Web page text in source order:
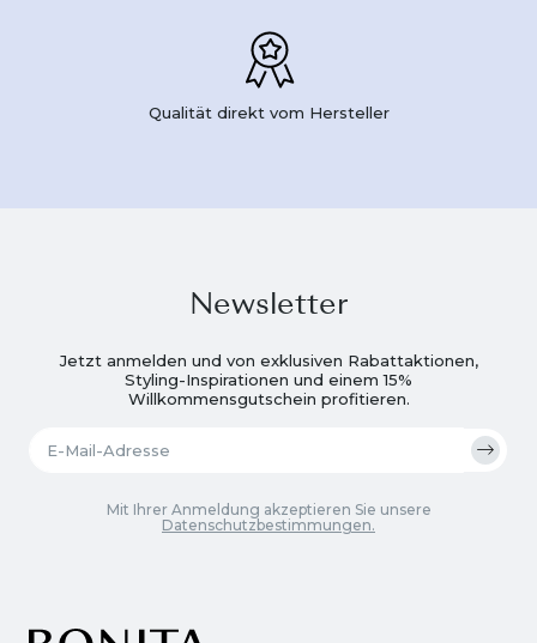
Qualität direkt vom Hersteller
Newsletter
Jetzt anmelden und von exklusiven Rabattaktionen,
Styling-Inspirationen und einem 15%
Willkommensgutschein profitieren.
Mit Ihrer Anmeldung akzeptieren Sie unsere
Datenschutzbestimmungen.